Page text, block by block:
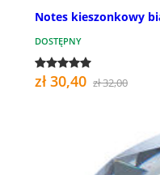
Notes kieszonkowy
DOSTĘPNY
zł 30,40 zł 32,00